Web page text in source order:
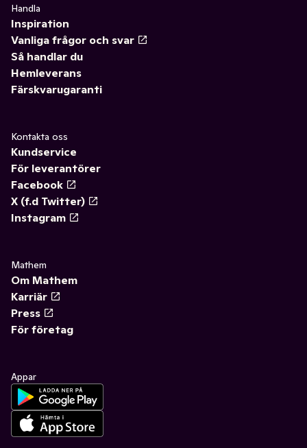
Handla
Inspiration
Vanliga frågor och svar
Så handlar du
Hemleverans
Färskvarugaranti
Kontakta oss
Kundservice
För leverantörer
Facebook
X (f.d Twitter)
Instagram
Mathem
Om Mathem
Karriär
Press
För företag
Appar